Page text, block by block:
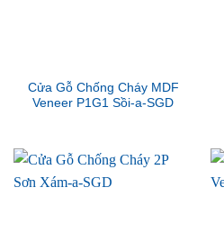
Cửa Gỗ Chống Cháy MDF
Veneer P1G1 Sồi-a-SGD